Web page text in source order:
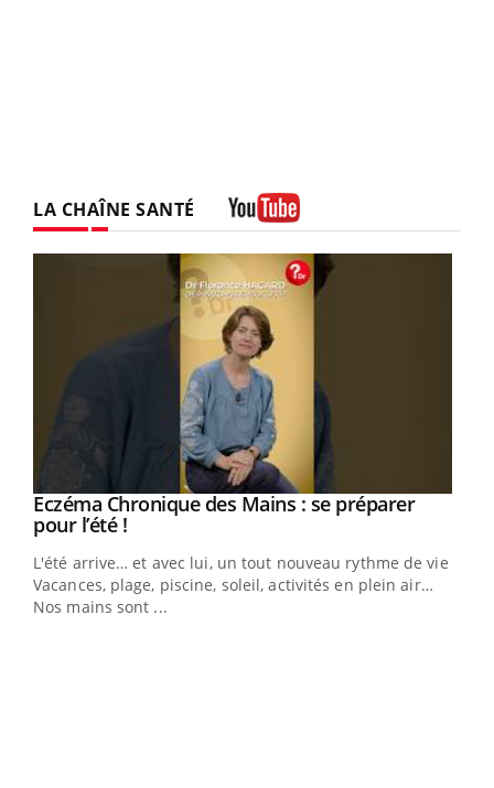
LA CHAÎNE SANTÉ
Youtube
Eczéma Chronique des Mains : se préparer
pour l’été !Youtube
L'été arrive… et avec lui, un tout nouveau rythme de vie !
Vacances, plage, piscine, soleil, activités en plein air…
Nos mains sont ...